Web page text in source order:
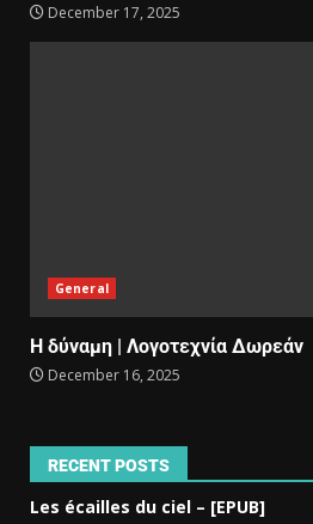
December 17, 2025
General
Η δύναμη | Λογοτεχνία Δωρεάν
December 16, 2025
RECENT POSTS
Les écailles du ciel – [EPUB]